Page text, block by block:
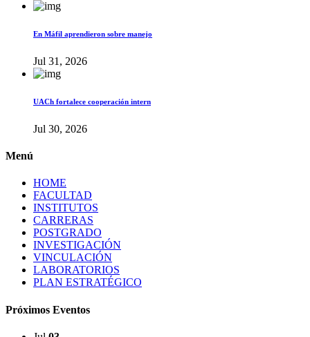
En Máfil aprendieron sobre manejo
Jul 31, 2026
UACh fortalece cooperación intern
Jul 30, 2026
Menú
HOME
FACULTAD
INSTITUTOS
CARRERAS
POSTGRADO
INVESTIGACIÓN
VINCULACIÓN
LABORATORIOS
PLAN ESTRATÉGICO
Próximos Eventos